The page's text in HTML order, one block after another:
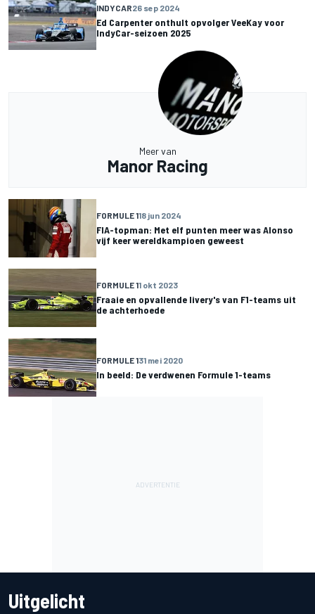
INDYCAR26 sep 2024
Ed Carpenter onthult opvolger VeeKay voor
IndyCar-seizoen 2025
Meer van
Manor Racing
FORMULE 118 jun 2024
FIA-topman: Met elf punten meer was Alonso
vijf keer wereldkampioen geweest
FORMULE 11 okt 2023
Fraaie en opvallende livery's van F1-teams uit
de achterhoede
FORMULE 131 mei 2020
In beeld: De verdwenen Formule 1-teams
Uitgelicht